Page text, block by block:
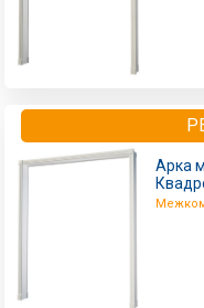
Арка